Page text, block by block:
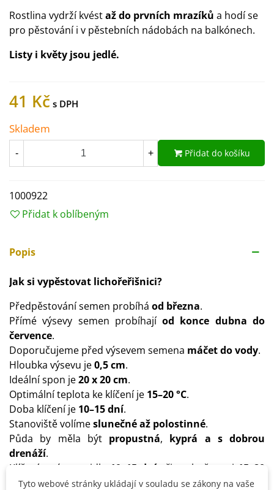
Rostlina vydrží kvéstaž do prvních mrazíků a hodí se
pro pěstování i v pěstebních nádobách na balkónech.
Listy i květy jsou jedlé.
41 Kč
Skladem
- + Přidat do košíku
1000922
Přidat k oblíbeným
Popis
Jak si vypěstovat lichořeřišnici?
Předpěstování semen probíhá od března.
Přímé výsevy semen probíhajíod konce dubna do
července.
Doporučujeme před výsevem semena máčet do vody.
Hloubka výsevu je0,5 cm.
Ideální spon je20 x 20 cm.
Optimální teplota ke klíčení je 15–20 °C.
Doba klíčení je 10–15 dní.
Stanoviště volímeslunečné až polostinné.
Půda by měla být propustná, kyprá a s dobrou
drenáží.
Klíčení trvá zpravidla
10–15 dnípři teplotě mezi 15–20
°C.
Tyto webové stránky ukládají v souladu se zákony na vaše